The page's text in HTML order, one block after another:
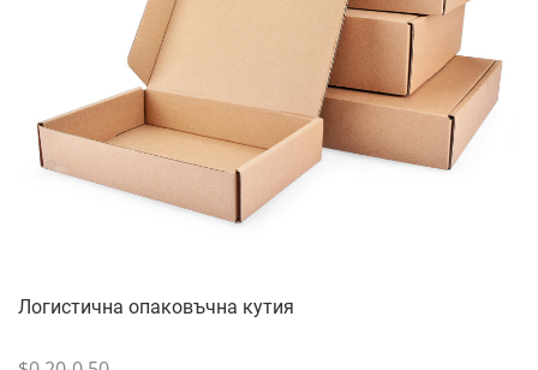
Логистична опаковъчна кутия